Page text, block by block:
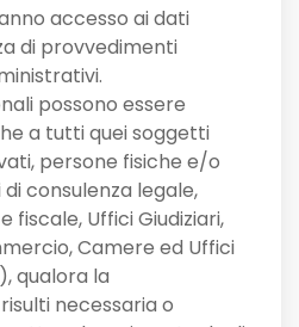
accesso ai dati
di provvedimenti
possono essere
a tutti quei soggetti
persone fisiche e/o
consulenza legale,
fiscale, Uffici Giudiziari,
Camere ed Uffici
qualora la
necessaria o